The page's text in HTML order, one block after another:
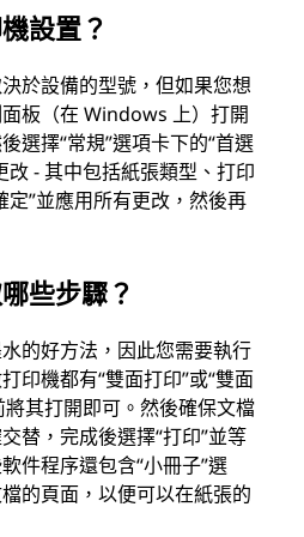
設置？
於設備的型號，但如果您想
板（在 Windows 上）打開
選擇“常規”選項卡下的“首選
改 - 其中包括紙張類型、打印
定”並應用所有更改，然後再
些步驟？
的好方法，因此您需要執行
印機都有“雙面打印”或“雙面
其打開即可。然後確保文檔
替，完成後選擇“打印”並等
件程序還包含“小冊子”選
的頁面，以便可以在紙張的